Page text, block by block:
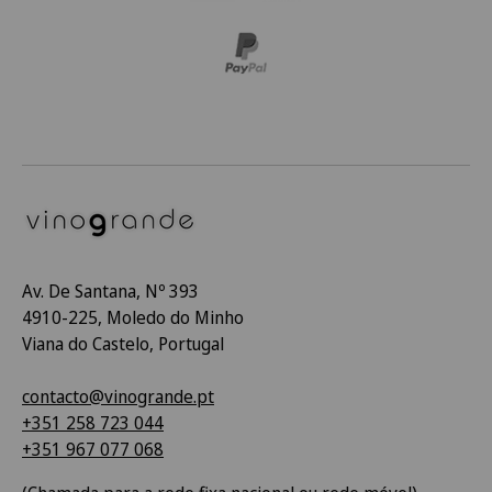
Av. De Santana, Nº 393
4910-225, Moledo do Minho
Viana do Castelo, Portugal
contacto@vinogrande.pt
+351 258 723 044
+351 967 077 068